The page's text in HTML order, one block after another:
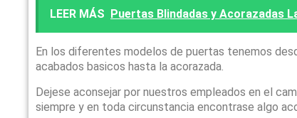
LEER MÁS Puertas Blindadas y Acorazadas
En los diferentes modelos de puertas tenemos
acabados basicos hasta la acorazada.
Dejese aconsejar por nuestros empleados en el
siempre y en toda circunstancia encontrase algo